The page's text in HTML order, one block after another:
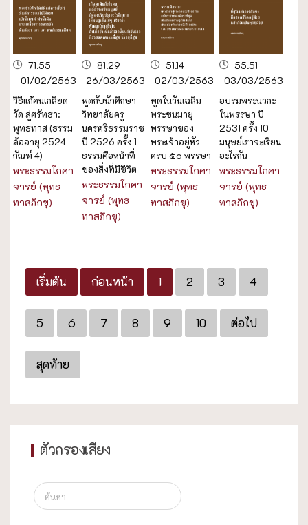
71.55
01/02/2563
วิธีแก้คนเกลียด
วัด สู่ศรัทธา:
พุทธทาส (ธรรม
ล้ออายุ 2524
กัณฑ์ 4)
พระธรรมโกศา
จารย์ (พุทธ
ทาสภิกขุ)
81.29
26/03/2563
พูดกับนักศึกษา
วิทยาลัยครู
นครศรีธรรมราช
ปี 2526 ครั้ง 1
ธรรมคือหน้าที่
ของสิ่งที่มีชีวิต
พระธรรมโกศา
จารย์ (พุทธ
ทาสภิกขุ)
51.14
02/03/2563
พูดในวันเฉลิม
พระชนมายุ
พรรษาของ
พระเจ้าอยู่หัว
ครบ ๕๐ พรรษา
พระธรรมโกศา
จารย์ (พุทธ
ทาสภิกขุ)
55.51
03/03/2563
อบรมพระนวกะ
ในพรรษา ปี
2531 ครั้ง 10
มนุษย์เราจะเรียน
อะไรกัน
พระธรรมโกศา
จารย์ (พุทธ
ทาสภิกขุ)
เริ่มต้น ก่อนหน้า 1 2 3 4
5 6 7 8 9 10 ต่อไป
สุดท้าย
ตัวกรองเสียง